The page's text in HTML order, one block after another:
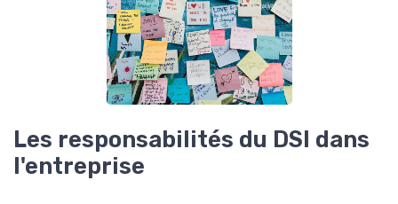
Les responsabilités du DSI dans
l'entreprise